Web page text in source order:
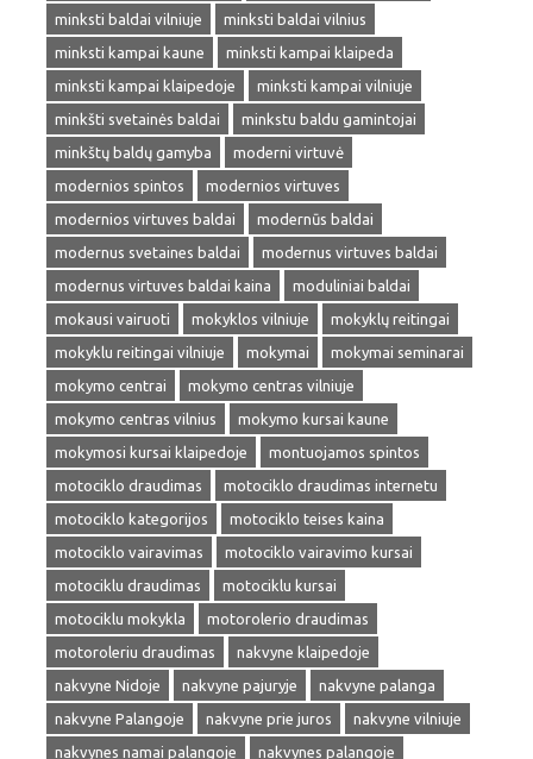
minksti baldai vilniuje
minksti baldai vilnius
minksti kampai kaune
minksti kampai klaipeda
minksti kampai klaipedoje
minksti kampai vilniuje
minkšti svetainės baldai
minkstu baldu gamintojai
minkštų baldų gamyba
moderni virtuvė
modernios spintos
modernios virtuves
modernios virtuves baldai
modernūs baldai
modernus svetaines baldai
modernus virtuves baldai
modernus virtuves baldai kaina
moduliniai baldai
mokausi vairuoti
mokyklos vilniuje
mokyklų reitingai
mokyklu reitingai vilniuje
mokymai
mokymai seminarai
mokymo centrai
mokymo centras vilniuje
mokymo centras vilnius
mokymo kursai kaune
mokymosi kursai klaipedoje
montuojamos spintos
motociklo draudimas
motociklo draudimas internetu
motociklo kategorijos
motociklo teises kaina
motociklo vairavimas
motociklo vairavimo kursai
motociklu draudimas
motociklu kursai
motociklu mokykla
motorolerio draudimas
motoroleriu draudimas
nakvyne klaipedoje
nakvyne Nidoje
nakvyne pajuryje
nakvyne palanga
nakvyne Palangoje
nakvyne prie juros
nakvyne vilniuje
nakvynes namai palangoje
nakvynes palangoje